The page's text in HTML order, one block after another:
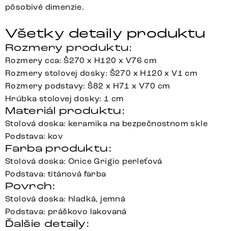
pôsobivé dimenzie.
Všetky detaily produktu
Rozmery produktu:
Rozmery cca: Š270 x H120 x V76 cm
Rozmery stolovej dosky: Š270 x H120 x V1 cm
Rozmery podstavy: Š82 x H71 x V70 cm
Hrúbka stolovej dosky: 1 cm
Materiál produktu:
Stolová doska: keramika na bezpečnostnom skle
Podstava: kov
Farba produktu:
Stolová doska: Onice Grigio perleťová
Podstava: titánová farba
Povrch:
Stolová doska: hladká, jemná
Podstava: práškovo lakovaná
Ďalšie detaily: